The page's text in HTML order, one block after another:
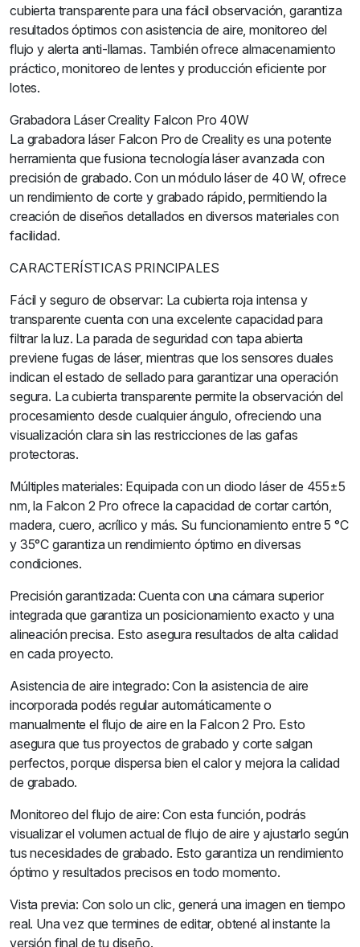
cubierta transparente para una fácil observación, garantiza
resultados óptimos con asistencia de aire, monitoreo del
flujo y alerta anti-llamas. También ofrece almacenamiento
práctico, monitoreo de lentes y producción eficiente por
lotes.
Grabadora Láser Creality Falcon Pro 40W
La grabadora láser Falcon Pro de Creality es una potente
herramienta que fusiona tecnología láser avanzada con
precisión de grabado. Con un módulo láser de 40 W, ofrece
un rendimiento de corte y grabado rápido, permitiendo la
creación de diseños detallados en diversos materiales con
facilidad.
CARACTERÍSTICAS PRINCIPALES
Fácil y seguro de observar: La cubierta roja intensa y
transparente cuenta con una excelente capacidad para
filtrar la luz. La parada de seguridad con tapa abierta
previene fugas de láser, mientras que los sensores duales
indican el estado de sellado para garantizar una operación
segura. La cubierta transparente permite la observación del
procesamiento desde cualquier ángulo, ofreciendo una
visualización clara sin las restricciones de las gafas
protectoras.
Múltiples materiales: Equipada con un diodo láser de 455±5
nm, la Falcon 2 Pro ofrece la capacidad de cortar cartón,
madera, cuero, acrílico y más. Su funcionamiento entre 5 °C
y 35°C garantiza un rendimiento óptimo en diversas
condiciones.
Precisión garantizada: Cuenta con una cámara superior
integrada que garantiza un posicionamiento exacto y una
alineación precisa. Esto asegura resultados de alta calidad
en cada proyecto.
Asistencia de aire integrado: Con la asistencia de aire
incorporada podés regular automáticamente o
manualmente el flujo de aire en la Falcon 2 Pro. Esto
asegura que tus proyectos de grabado y corte salgan
perfectos, porque dispersa bien el calor y mejora la calidad
de grabado.
Monitoreo del flujo de aire: Con esta función, podrás
visualizar el volumen actual de flujo de aire y ajustarlo según
tus necesidades de grabado. Esto garantiza un rendimiento
óptimo y resultados precisos en todo momento.
Vista previa: Con solo un clic, generá una imagen en tiempo
real. Una vez que termines de editar, obtené al instante la
versión final de tu diseño.